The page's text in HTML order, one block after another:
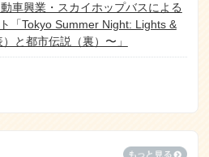
車興業・スカイホップバスによる
「Tokyo Summer Night: Lights &
と都市伝説（裏）〜」
『名探偵コナン ハイウェイの堕天
スカイダック横浜」がコラボ 映画
行 ～録り下ろしアナウンスやオリ